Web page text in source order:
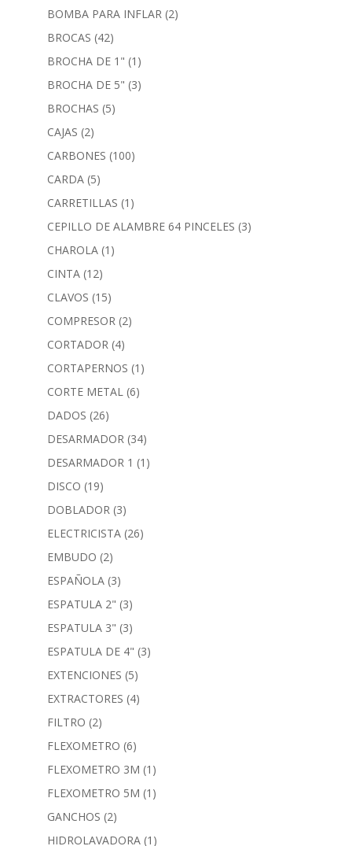
BOMBA PARA INFLAR (2)
BROCAS (42)
BROCHA DE 1" (1)
BROCHA DE 5" (3)
BROCHAS (5)
CAJAS (2)
CARBONES (100)
CARDA (5)
CARRETILLAS (1)
CEPILLO DE ALAMBRE 64 PINCELES (3)
CHAROLA (1)
CINTA (12)
CLAVOS (15)
COMPRESOR (2)
CORTADOR (4)
CORTAPERNOS (1)
CORTE METAL (6)
DADOS (26)
DESARMADOR (34)
DESARMADOR 1 (1)
DISCO (19)
DOBLADOR (3)
ELECTRICISTA (26)
EMBUDO (2)
ESPAÑOLA (3)
ESPATULA 2" (3)
ESPATULA 3" (3)
ESPATULA DE 4" (3)
EXTENCIONES (5)
EXTRACTORES (4)
FILTRO (2)
FLEXOMETRO (6)
FLEXOMETRO 3M (1)
FLEXOMETRO 5M (1)
GANCHOS (2)
HIDROLAVADORA (1)